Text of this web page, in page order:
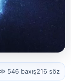
546 baxış216 söz